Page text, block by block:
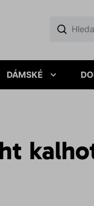
DÁMSKÉ